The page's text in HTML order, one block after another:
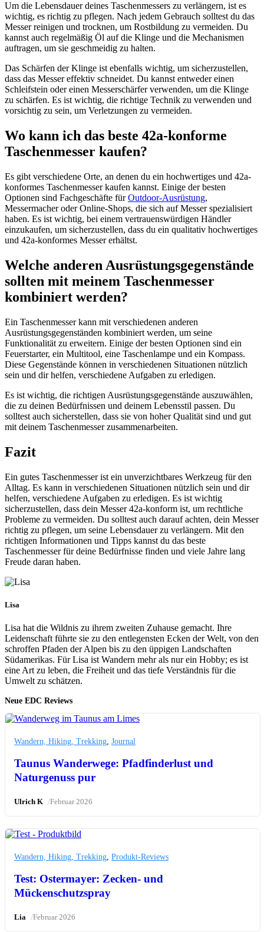
Um die Lebensdauer deines Taschenmessers zu verlängern, ist es
wichtig, es richtig zu pflegen. Nach jedem Gebrauch solltest du das
Messer reinigen und trocknen, um Rostbildung zu vermeiden. Du
kannst auch regelmäßig Öl auf die Klinge und die Mechanismen
auftragen, um sie geschmeidig zu halten.
Das Schärfen der Klinge ist ebenfalls wichtig, um sicherzustellen,
dass das Messer effektiv schneidet. Du kannst entweder einen
Schleifstein oder einen Messerschärfer verwenden, um die Klinge
zu schärfen. Es ist wichtig, die richtige Technik zu verwenden und
vorsichtig zu sein, um Verletzungen zu vermeiden.
Wo kann ich das beste 42a-konforme
Taschenmesser kaufen?
Es gibt verschiedene Orte, an denen du ein hochwertiges und 42a-
konformes Taschenmesser kaufen kannst. Einige der besten
Optionen sind Fachgeschäfte fürOutdoor-Ausrüstung,
Messermacher oder Online-Shops, die sich auf Messer spezialisiert
haben. Es ist wichtig, bei einem vertrauenswürdigen Händler
einzukaufen, um sicherzustellen, dass du ein qualitativ hochwertiges
und 42a-konformes Messer erhältst.
Welche anderen Ausrüstungsgegenstände
sollten mit meinem Taschenmesser
kombiniert werden?
Ein Taschenmesser kann mit verschiedenen anderen
Ausrüstungsgegenständen kombiniert werden, um seine
Funktionalität zu erweitern. Einige der besten Optionen sind ein
Feuerstarter, ein Multitool, eine Taschenlampe und ein Kompass.
Diese Gegenstände können in verschiedenen Situationen nützlich
sein und dir helfen, verschiedene Aufgaben zu erledigen.
Es ist wichtig, die richtigen Ausrüstungsgegenstände auszuwählen,
die zu deinen Bedürfnissen und deinem Lebensstil passen. Du
solltest auch sicherstellen, dass sie von hoher Qualität sind und gut
mit deinem Taschenmesser zusammenarbeiten.
Fazit
Ein gutes Taschenmesser ist ein unverzichtbares Werkzeug für den
Alltag. Es kann in verschiedenen Situationen nützlich sein und dir
helfen, verschiedene Aufgaben zu erledigen. Es ist wichtig
sicherzustellen, dass dein Messer 42a-konform ist, um rechtliche
Probleme zu vermeiden. Du solltest auch darauf achten, dein Messer
richtig zu pflegen, um seine Lebensdauer zu verlängern. Mit den
richtigen Informationen und Tipps kannst du das beste
Taschenmesser für deine Bedürfnisse finden und viele Jahre lang
Freude daran haben.
Lisa
Lisa hat die Wildnis zu ihrem zweiten Zuhause gemacht. Ihre
Leidenschaft führte sie zu den entlegensten Ecken der Welt, von den
schroffen Pfaden der Alpen bis zu den üppigen Landschaften
Südamerikas. Für Lisa ist Wandern mehr als nur ein Hobby; es ist
eine Art zu leben, die Freiheit und das tiefe Verständnis für die
Umwelt zu schätzen.
Neue EDC Reviews
Wandern, Hiking, Trekking, Journal
Taunus Wanderwege: Pfadfinderlust und
Naturgenuss pur
Ulrich K /Februar 2026
Wandern, Hiking, Trekking, Produkt-Reviews
Test: Ostermayer: Zecken- und
Mückenschutzspray
Lia /Februar 2026